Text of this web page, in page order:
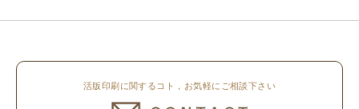
活版印刷に関するコト，お気軽にご相談下さい